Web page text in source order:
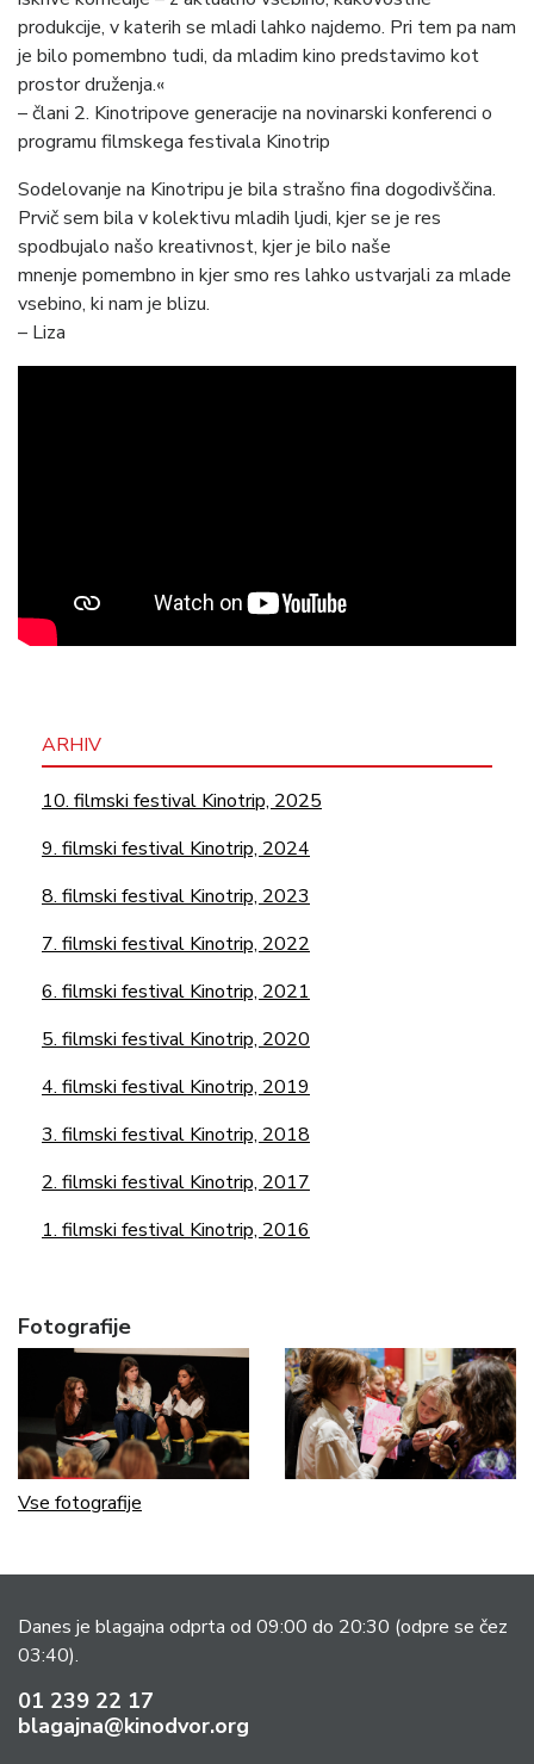
produkcije, v katerih se mladi lahko najdemo. Pri tem pa nam
je bilo pomembno tudi, da mladim kino predstavimo kot
prostor druženja.«
– člani 2. Kinotripove generacije na novinarski konferenci o
programu filmskega festivala Kinotrip
Sodelovanje na Kinotripu je bila strašno fina dogodivščina.
Prvič sem bila v kolektivu mladih ljudi, kjer se je res
spodbujalo našo kreativnost, kjer je bilo naše
mnenje pomembno in kjer smo res lahko ustvarjali za mlade
vsebino, ki nam je blizu.
– Liza
ARHIV
10. filmski festival Kinotrip, 2025
9. filmski festival Kinotrip, 2024
8. filmski festival Kinotrip, 2023
7. filmski festival Kinotrip, 2022
6. filmski festival Kinotrip, 2021
5. filmski festival Kinotrip, 2020
4. filmski festival Kinotrip, 2019
3. filmski festival Kinotrip, 2018
2. filmski festival Kinotrip, 2017
1. filmski festival Kinotrip, 2016
Fotografije
Vse fotografije
Danes je blagajna odprta od 09:00 do 20:30 (odpre se čez
03:40).
01 239 22 17
blagajna@kinodvor.org